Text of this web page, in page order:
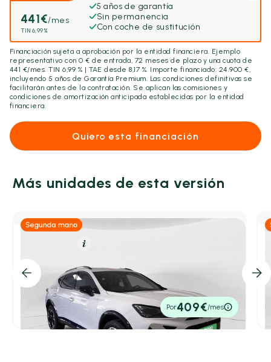
441€/mes
TIN 6,99%
5 años de garantía
Sin permanencia
Con coche de sustitución
Financiación sujeta a aprobación por la entidad financiera. Ejemplo
representativo con0 € de entrada, 72 meses de plazo y una cuota de
441 €/mes. TIN 6,99 % | TAE desde 8,17 %. Importe financiado: 24.900 €,
incluyendo5 años de Garantía Premium. Las condiciones definitivas se
facilitarán antes de la contratación. Se aplican las comisiones y
condiciones de amortización anticipada establecidas por la entidad
financiera.
Quiero esta financiación
Más unidades de esta versión
CUPRA Formentor
1.5 TSI 110kW (150 CV)
2025
10.784 km150cvManual
28.900€
P.V.P. contado
Por409€/mes